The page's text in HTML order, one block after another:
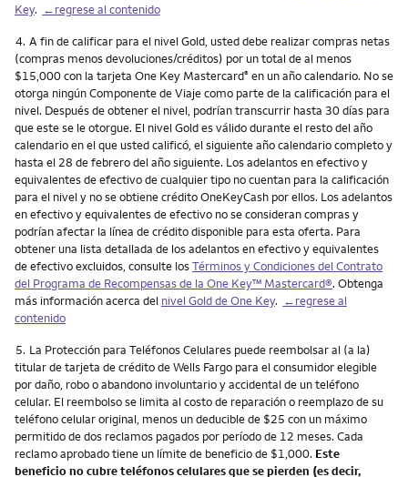
Key. ←regrese al contenido
Nota
4. A fin de calificar para el nivel Gold, usted debe realizar compras netas
(compras menos devoluciones/créditos) por un total de al menos
$15,000 con la tarjeta One Key Mastercard® en un año calendario. No se
otorga ningún Componente de Viaje como parte de la calificación para el
nivel. Después de obtener el nivel, podrían transcurrir hasta 30 días para
que este se le otorgue. El nivel Gold es válido durante el resto del año
calendario en el que usted calificó, el siguiente año calendario completo y
hasta el 28 de febrero del año siguiente. Los adelantos en efectivo y
equivalentes de efectivo de cualquier tipo no cuentan para la calificación
para el nivel y no se obtiene crédito OneKeyCash por ellos. Los adelantos
en efectivo y equivalentes de efectivo no se consideran compras y
podrían afectar la línea de crédito disponible para esta oferta. Para
obtener una lista detallada de los adelantos en efectivo y equivalentes
de efectivo excluidos, consulte losTérminos y Condiciones del Contrato
del Programa de Recompensas de la One Key™ Mastercard®. Obtenga
más información acerca del nivel Gold de One Key. ←regrese al
contenido
Nota
5. La Protección para Teléfonos Celulares puede reembolsar al (a la)
titular de tarjeta de crédito de Wells Fargo para el consumidor elegible
por daño, robo o abandono involuntario y accidental de un teléfono
celular. El reembolso se limita al costo de reparación o reemplazo de su
teléfono celular original, menos un deducible de $25 con un máximo
permitido de dos reclamos pagados por período de 12 meses. Cada
reclamo aprobado tiene un límite de beneficio de $1,000. Este
beneficio no cubre teléfonos celulares que se pierden (es decir,